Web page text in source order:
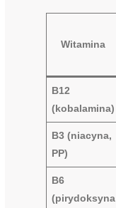
Witamina
B12
(kobalamina)
B3 (niacyna,
PP)
B6
(pirydoksyna